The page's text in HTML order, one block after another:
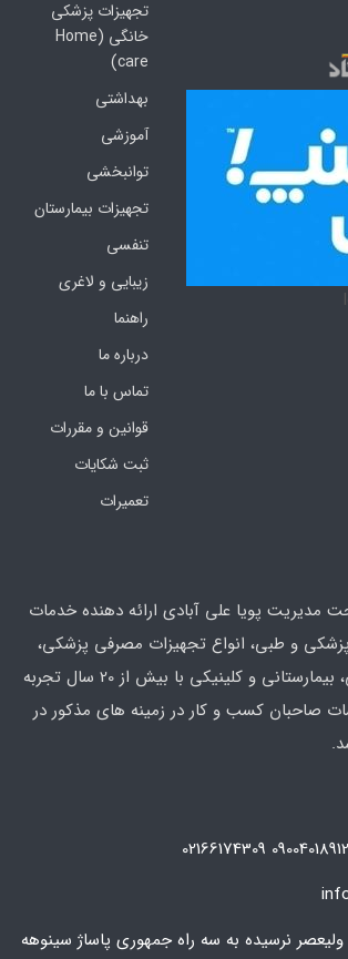
تجهیزات پزشکی
خانگی (Home
care)
بهداشتی
آموزشی
توانبخشی
تجهیزات بیمارستان
تنفسی
زیبایی و لاغری
راهنما
درباره ما
تماس با ما
قوانین و مقررات
ثبت شکایات
تعمیرات
مدیریت پویا علی آبادی ارائه دهنده خدمات
و طبی، انواع تجهیزات مصرفی پزشکی،
کالای پزشکی خانگی، بیمارستانی و کلینیکی با بیش از 20 سال تجربه
صاحبان کسب و کار در زمینه های مذکور در
ولیعصر نرسیده به سه راه جمهوری پاساژ سینوهه